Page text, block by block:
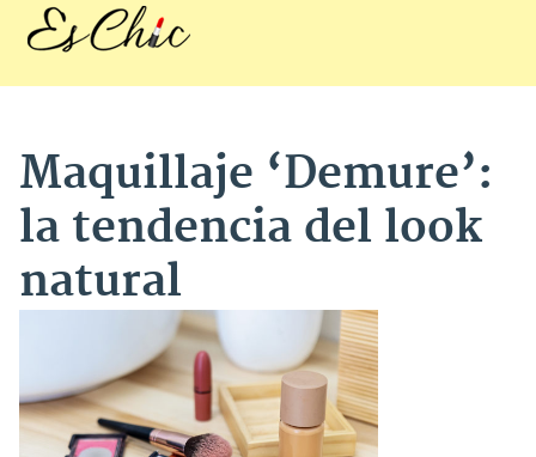
Maquillaje ‘Demure’:
la tendencia del look
natural